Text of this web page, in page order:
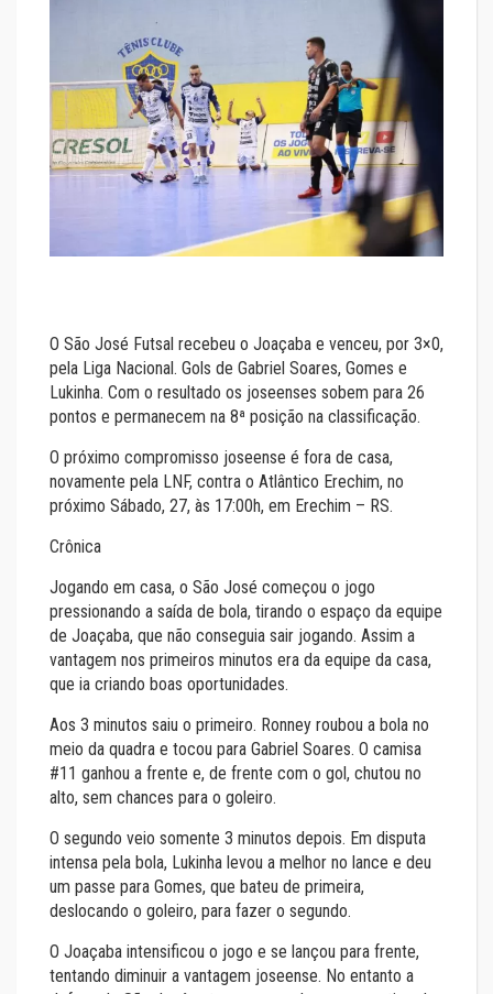
O São José Futsal recebeu o Joaçaba e venceu, por 3×0,
pela Liga Nacional. Gols de Gabriel Soares, Gomes e
Lukinha. Com o resultado os joseenses sobem para 26
pontos e permanecem na 8ª posição na classificação.
O próximo compromisso joseense é fora de casa,
novamente pela LNF, contra o Atlântico Erechim, no
próximo Sábado, 27, às 17:00h, em Erechim – RS.
Crônica
Jogando em casa, o São José começou o jogo
pressionando a saída de bola, tirando o espaço da equipe
de Joaçaba, que não conseguia sair jogando. Assim a
vantagem nos primeiros minutos era da equipe da casa,
que ia criando boas oportunidades.
Aos 3 minutos saiu o primeiro. Ronney roubou a bola no
meio da quadra e tocou para Gabriel Soares. O camisa
#11 ganhou a frente e, de frente com o gol, chutou no
alto, sem chances para o goleiro.
O segundo veio somente 3 minutos depois. Em disputa
intensa pela bola, Lukinha levou a melhor no lance e deu
um passe para Gomes, que bateu de primeira,
deslocando o goleiro, para fazer o segundo.
O Joaçaba intensificou o jogo e se lançou para frente,
tentando diminuir a vantagem joseense. No entanto a